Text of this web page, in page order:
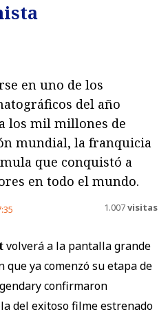
en uno de los
del año
los mil millones de
mundial, la franquicia
que conquistó a
en todo el mundo.
1.007visitas
volverá a la pantalla grande
que ya comenzó su etapa de
confirmaron
del exitoso filme estrenado